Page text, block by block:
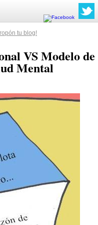
tu blog!
VS Modelo de
Mental